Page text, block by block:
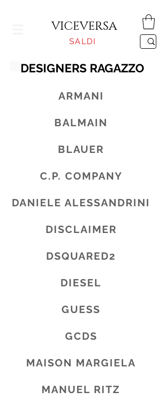
VICEVERSA
SALDI
DESIGNERS RAGAZZO
ARMANI
BALMAIN
BLAUER
C.P. COMPANY
DANIELE ALESSANDRINI
DISCLAIMER
DSQUARED2
DIESEL
GUESS
GCDS
MAISON MARGIELA
MANUEL RITZ